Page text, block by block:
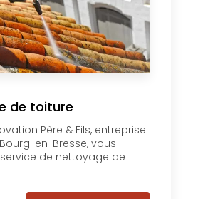
de toiture
Père & Fils, entreprise
en-Bresse, vous
de nettoyage de